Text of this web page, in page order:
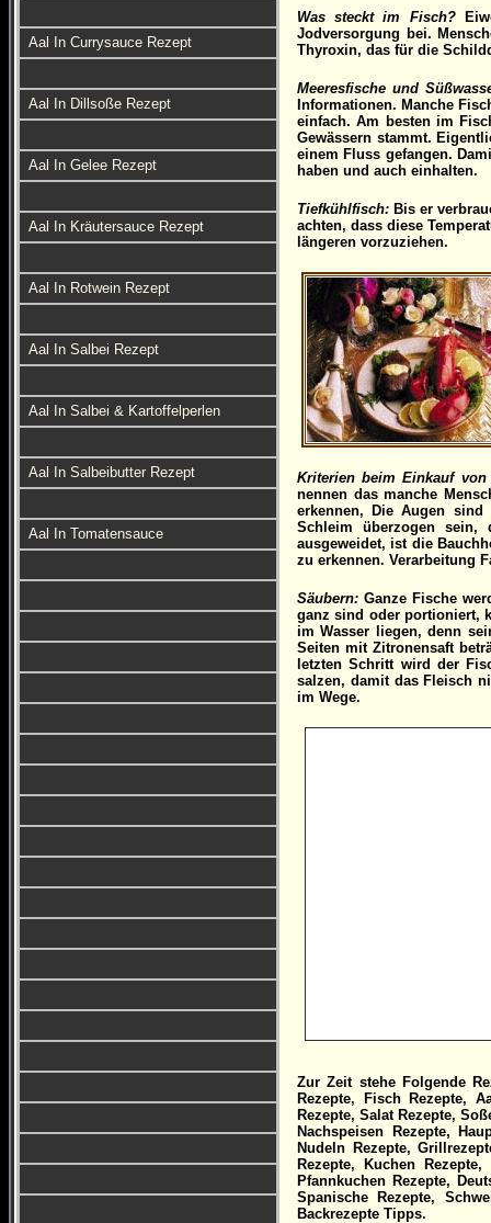
Aal In Currysauce Rezept
Aal In Dillsoße Rezept
Aal In Gelee Rezept
Aal In Kräutersauce Rezept
Aal In Rotwein Rezept
Aal In Salbei Rezept
Aal In Salbei & Kartoffelperlen
Aal In Salbeibutter Rezept
Aal In Tomatensauce
Was steckt im Fisch?
Jodversorgung bei.
Thyroxin, das für die
Meeresfische und
Informationen. Manche
einfach. Am besten im
Gewässern stammt.
einem Fluss gefangen.
haben und auch einhalten.
Tiefkühlfisch: Bis er
achten, dass diese
längeren vorzuziehen.
Kriterien beim Einkauf
nennen das manche
erkennen, Die Augen
Schleim überzogen
ausgeweidet, ist die
zu erkennen. Verarbeitung
Säubern: Ganze Fische
ganz sind oder portioniert,
im Wasser liegen, denn
Seiten mit Zitronensaft
letzten Schritt wird der
salzen, damit das Fleisch
im Wege.
Zur Zeit stehe Folgende
Rezepte, Fisch Rezepte,
Rezepte, Salat Rezepte,
Nachspeisen Rezepte,
Nudeln Rezepte,
Rezepte, Kuchen
Pfannkuchen Rezepte,
Spanische Rezepte,
Backrezepte Tipps.